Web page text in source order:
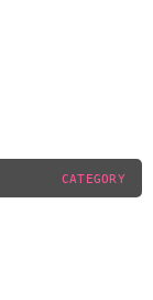
CATEGORY